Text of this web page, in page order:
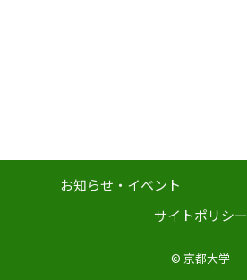
© 京都大学
お知らせ・イベント
サイトポリシー